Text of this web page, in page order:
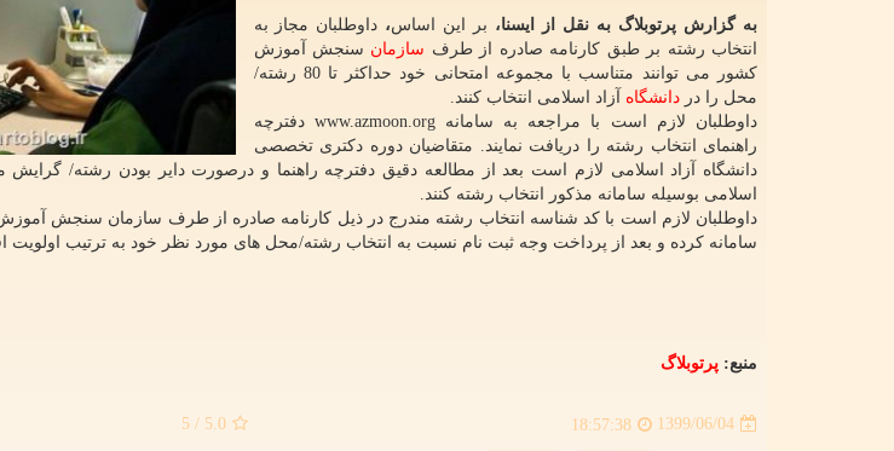
به گزارش پرتوبلاگ به نقل از ایسنا، بر این اساس، داوطلبان مجاز به
انتخاب رشته بر طبق کارنامه صادره از طرف سازمان سنجش آموزش
کشور می توانند متناسب با مجموعه امتحانی خود حداکثر تا 80 رشته/
محل را در دانشگاه آزاد اسلامی انتخاب کنند.
داوطلبان لازم است با مراجعه به سامانه www.azmoon.org دفترچه
راهنمای انتخاب رشته را دریافت نمایند. متقاضیان دوره دکتری تخصصی
دانشگاه آزاد اسلامی لازم است بعد از مطالعه دقیق دفترچه راهنما و درصورت دایر بودن رشته/ گرایش
اسلامی بوسیله سامانه مذکور انتخاب رشته کنند.
داوطلبان لازم است با کد شناسه انتخاب رشته مندرج در ذیل کارنامه صادره از طرف سازمان سنجش
سامانه کرده و بعد از پرداخت وجه ثبت نام نسبت به انتخاب رشته/محل های مورد نظر خود به ترتیب اولویت
منبع: پرتوبلاگ
1399/06/04
18:57:38
5.0
/ 5